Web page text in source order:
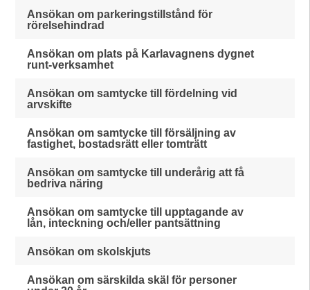
Ansökan om parkeringstillstånd för
rörelsehindrad
Ansökan om plats på Karlavagnens dygnet
runt-verksamhet
Ansökan om samtycke till fördelning vid
arvskifte
Ansökan om samtycke till försäljning av
fastighet, bostadsrätt eller tomträtt
Ansökan om samtycke till underårig att få
bedriva näring
Ansökan om samtycke till upptagande av
lån, inteckning och/eller pantsättning
Ansökan om skolskjuts
Ansökan om särskilda skäl för personer